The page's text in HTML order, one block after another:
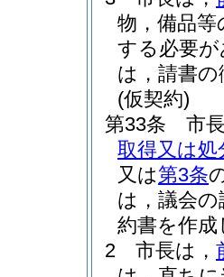
物，備品
する必要
は，請書
(仮契約)
第33条
市
取得又は
又は第3条
は，議会
約書を作
2
市長は，